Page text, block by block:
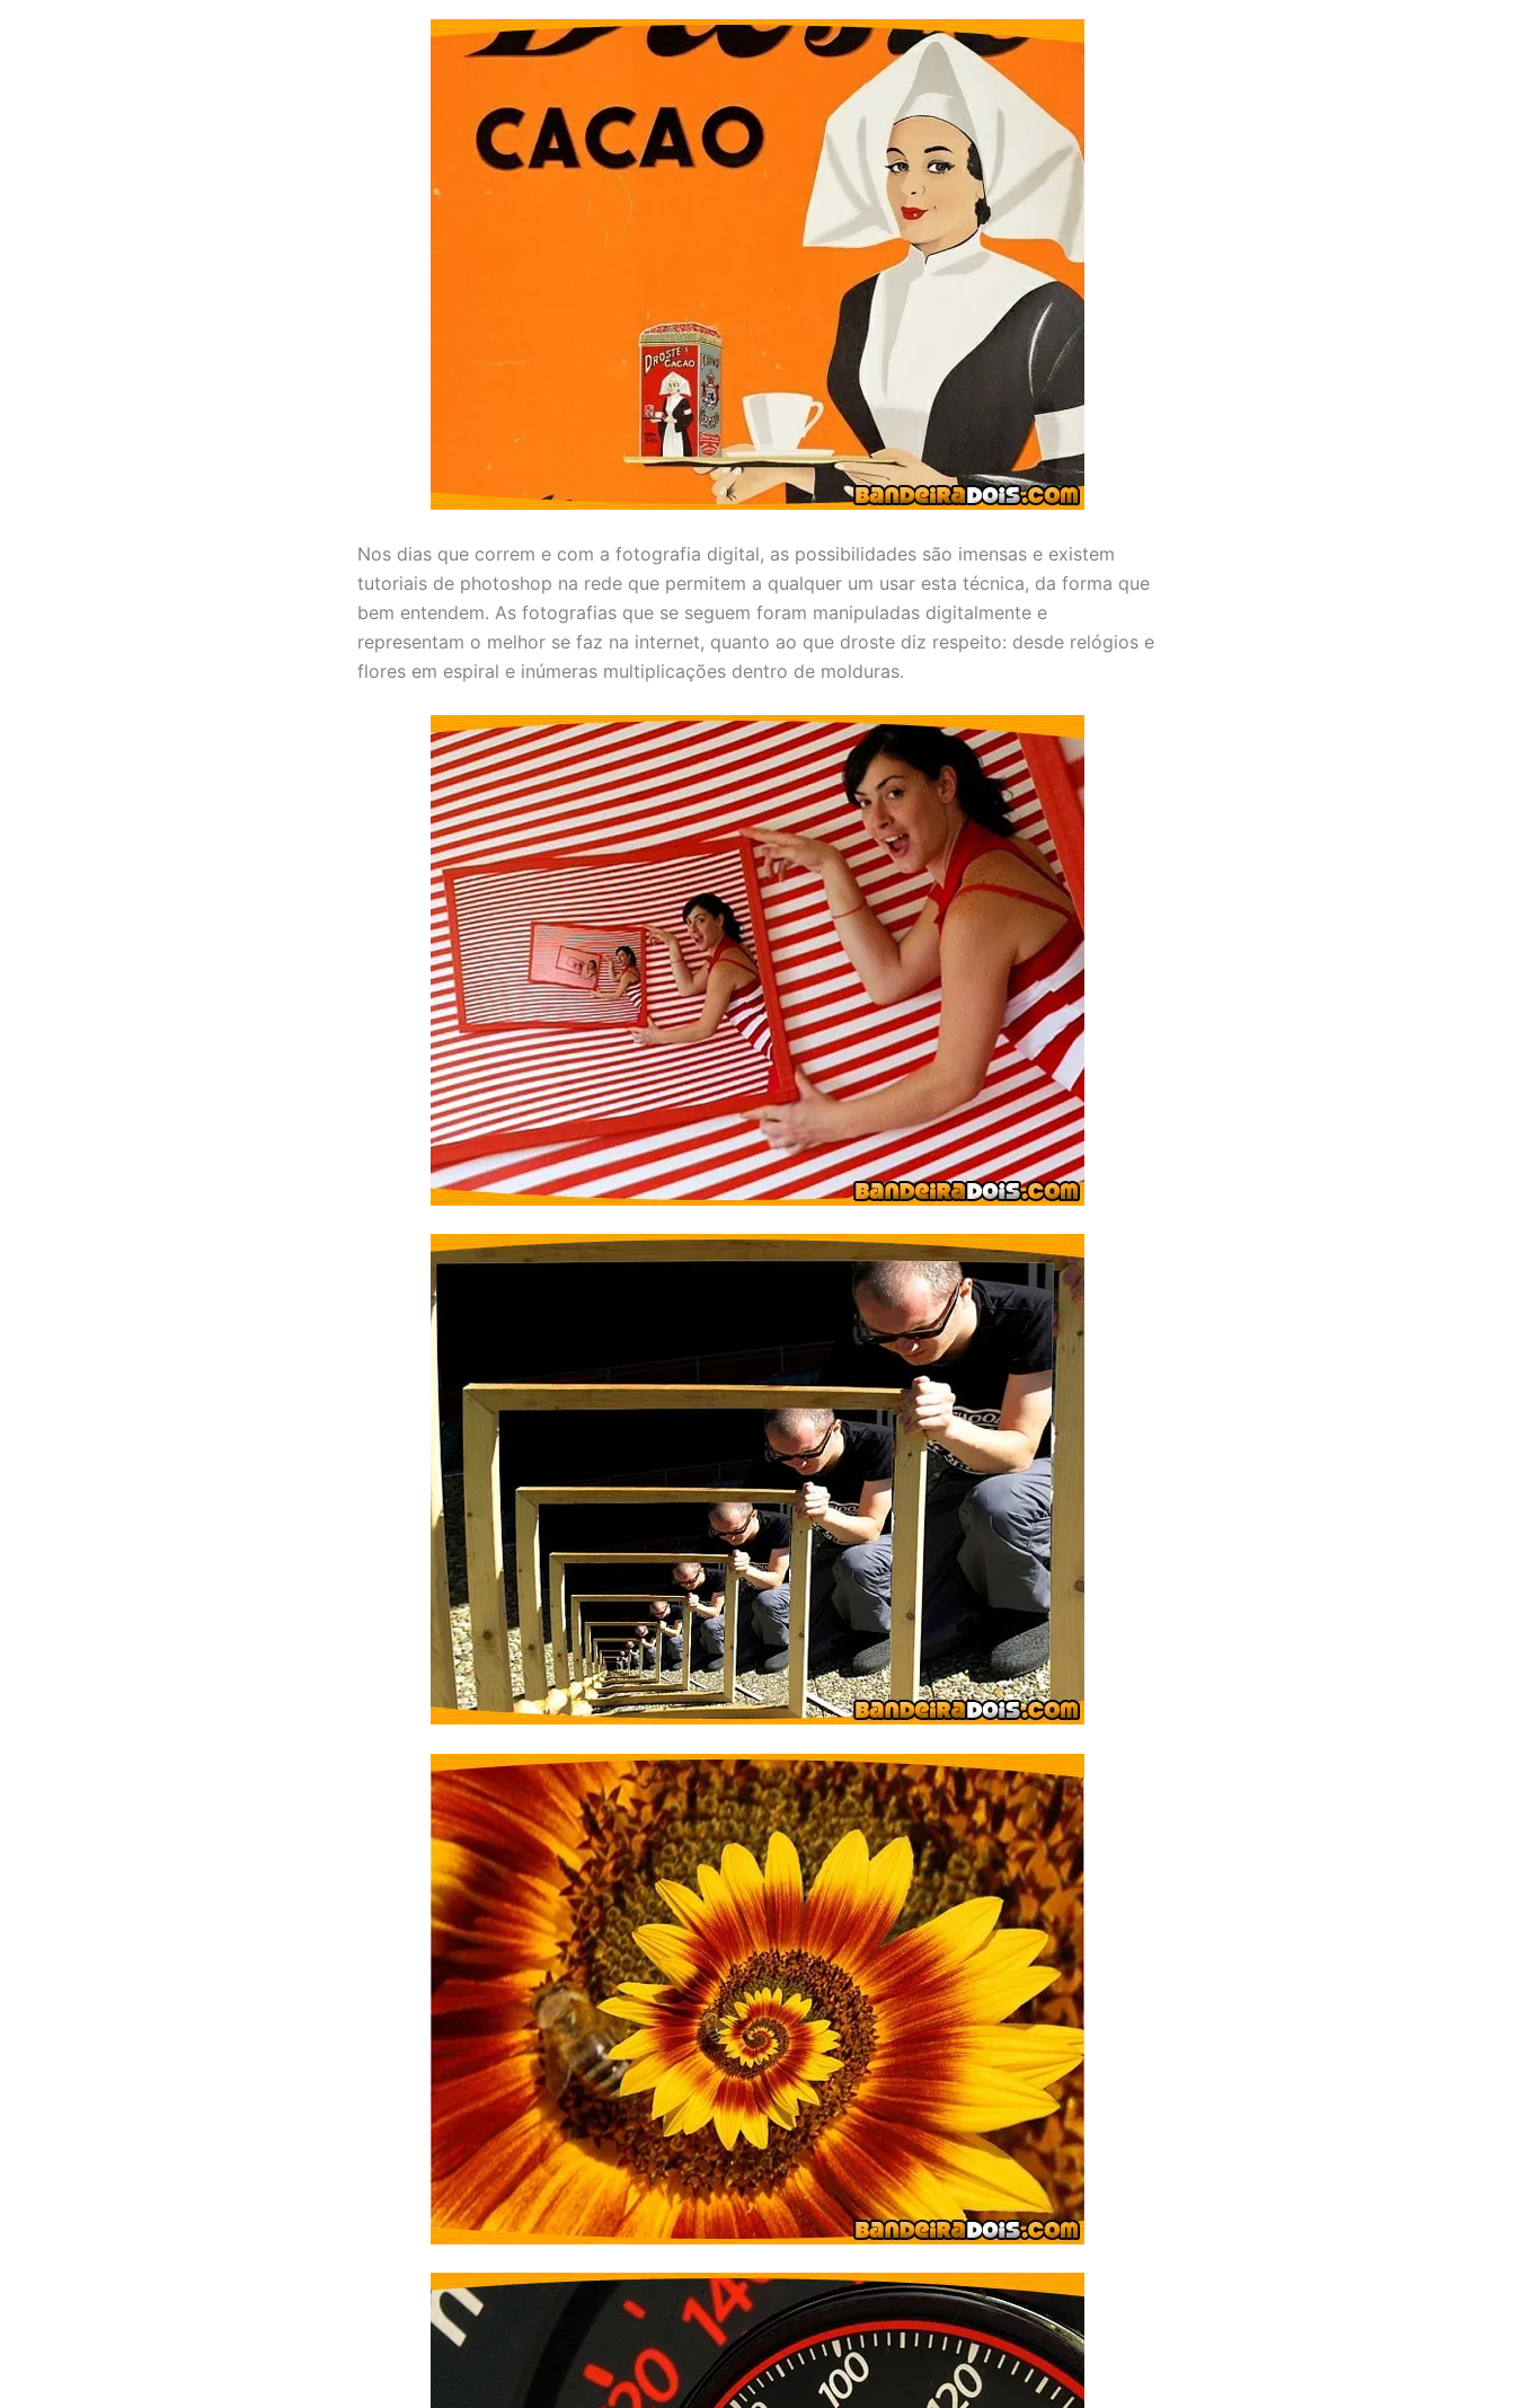
Nos dias que correm e com a fotografia digital, as possibilidades são imensas e existem
tutoriais de photoshop na rede que permitem a qualquer um usar esta técnica, da forma que
bem entendem. As fotografias que se seguem foram manipuladas digitalmente e
representam o melhor se faz na internet, quanto ao que droste diz respeito: desde relógios e
flores em espiral e inúmeras multiplicações dentro de molduras.